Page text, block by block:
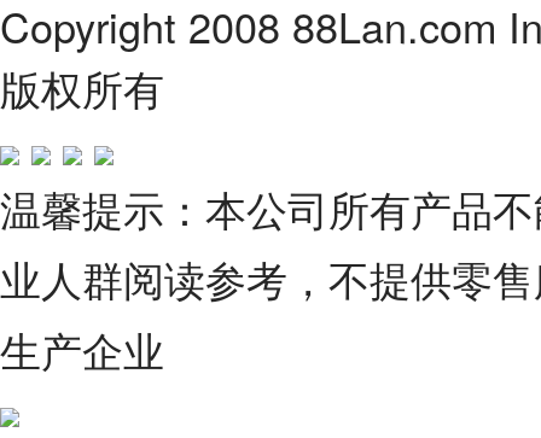
Copyright 2008 88Lan.com
版权所有
温馨提示：本公司所有产品
业人群阅读参考，不提供零
生产企业